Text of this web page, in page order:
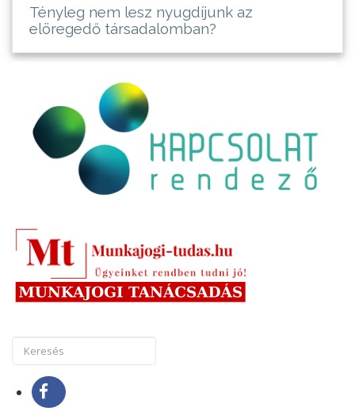
Tényleg nem lesz nyugdíjunk az
elöregedő társadalomban?